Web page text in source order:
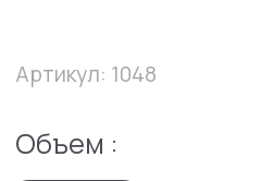
В корзину